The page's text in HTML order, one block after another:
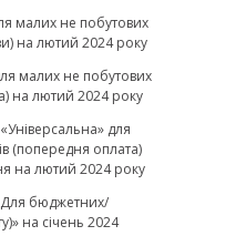
малих не побутових
на лютий 2024 року
малих не побутових
на лютий 2024 року
для
(попередня оплата)
на лютий 2024 року
бюджетних/
на січень 2024